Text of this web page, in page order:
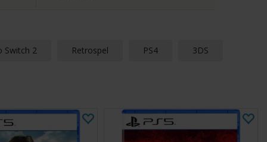
Switch 2 Retrospel PS4 3DS